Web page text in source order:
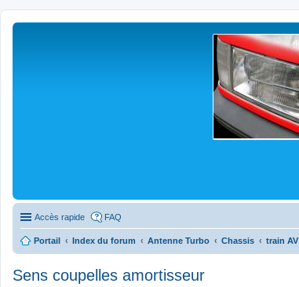
Accès rapide FAQ
Portail Index du forum Antenne Turbo Chassis train AV
Sens coupelles amortisseur